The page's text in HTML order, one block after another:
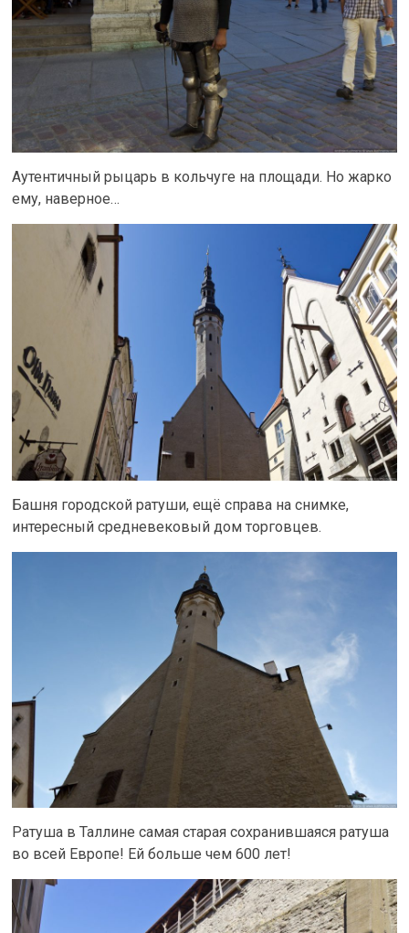
Аутентичный рыцарь в кольчуге на площади. Но жарко
ему, наверное…
Башня городской ратуши, ещё справа на снимке,
интересный средневековый дом торговцев.
Ратуша в Таллине самая старая сохранившаяся ратуша
во всей Европе! Ей больше чем 600 лет!